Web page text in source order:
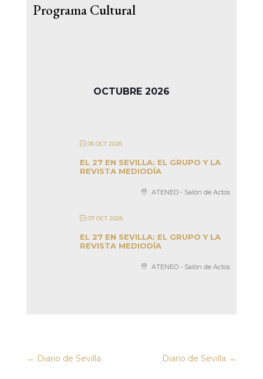
Programa Cultural
OCTUBRE 2026
06 OCT 2026
EL 27 EN SEVILLA: EL GRUPO Y LA
REVISTA MEDIODÍA
ATENEO - Salón de Actos
07 OCT 2026
EL 27 EN SEVILLA: EL GRUPO Y LA
REVISTA MEDIODÍA
ATENEO - Salón de Actos
← Diario de Sevilla Diario de Sevilla →